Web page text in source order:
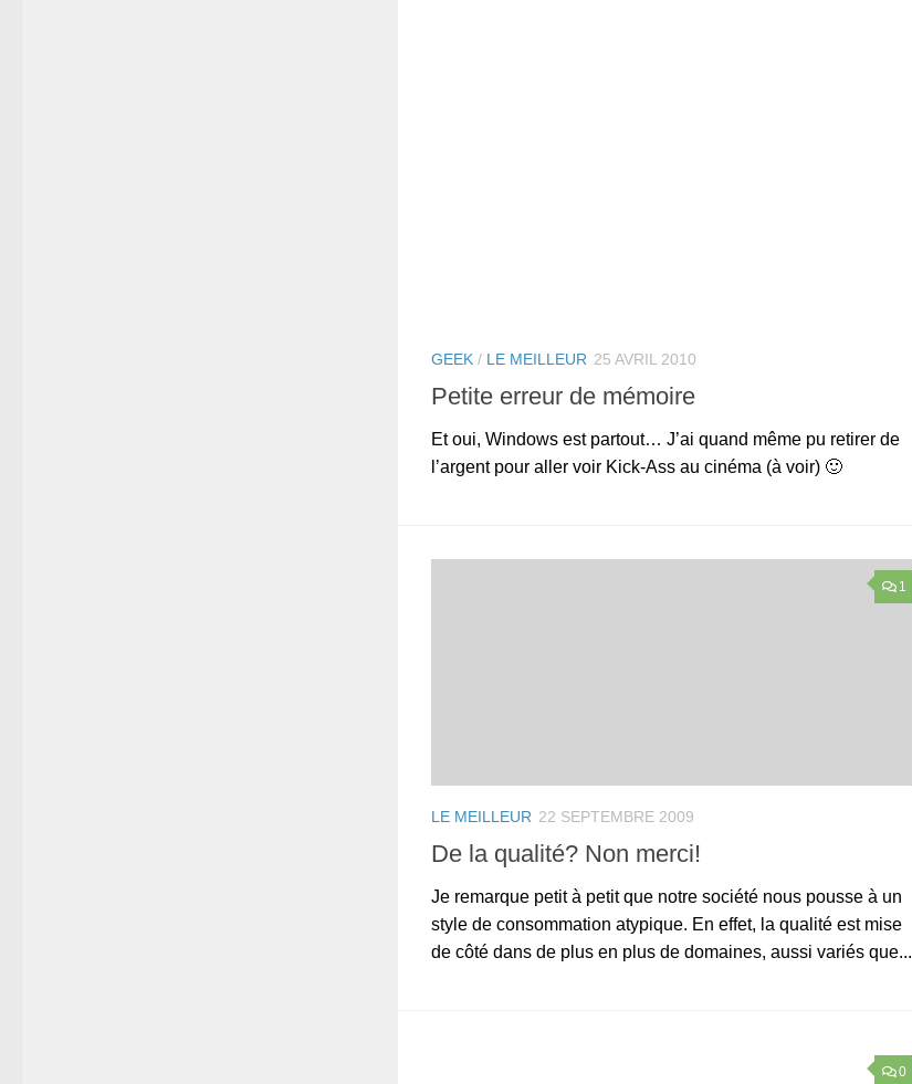
GEEK / LE MEILLEUR 25 AVRIL 2010
Petite erreur de mémoire
Et oui, Windows est partout… J’ai quand même pu retirer de
l’argent pour aller voir Kick-Ass au cinéma (à voir) 🙂
1
LE MEILLEUR 22 SEPTEMBRE 2009
De la qualité? Non merci!
Je remarque petit à petit que notre société nous pousse à un
style de consommation atypique. En effet, la qualité est mise
de côté dans de plus en plus de domaines, aussi variés que...
0